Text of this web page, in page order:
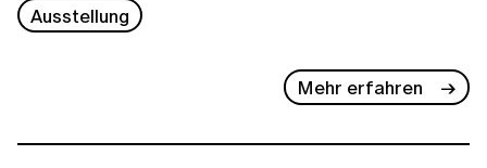
Ausstellung
Mehr erfahren